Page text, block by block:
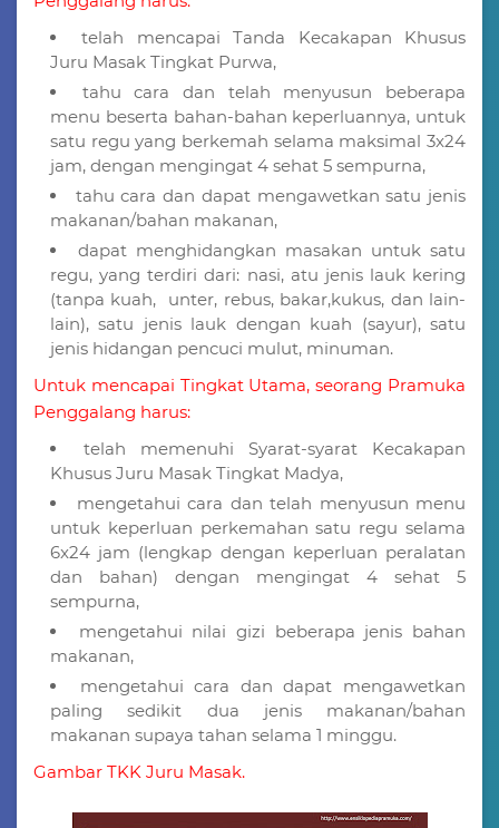
telah mencapai Tanda Kecakapan Khusus
Juru Masak Tingkat Purwa,
tahu cara dan telah menyusun beberapa
menu beserta bahan-bahan keperluannya, untuk
satu regu yang berkemah selama maksimal 3x24
jam, dengan mengingat 4 sehat 5 sempurna,
tahu cara dan dapat mengawetkan satu jenis
makanan/bahan makanan,
dapat menghidangkan masakan untuk satu
regu, yang terdiri dari: nasi, atu jenis lauk kering
(tanpa kuah, unter, rebus, bakar,kukus, dan lain-
lain), satu jenis lauk dengan kuah (sayur), satu
jenis hidangan pencuci mulut, minuman.
Untuk mencapai Tingkat Utama, seorang Pramuka
Penggalang harus:
telah memenuhi Syarat-syarat Kecakapan
Khusus Juru Masak Tingkat Madya,
mengetahui cara dan telah menyusun menu
untuk keperluan perkemahan satu regu selama
6x24 jam (lengkap dengan keperluan peralatan
dan bahan) dengan mengingat 4 sehat 5
sempurna,
mengetahui nilai gizi beberapa jenis bahan
makanan,
mengetahui cara dan dapat mengawetkan
paling sedikit dua jenis makanan/bahan
makanan supaya tahan selama 1 minggu.
Gambar TKK Juru Masak.